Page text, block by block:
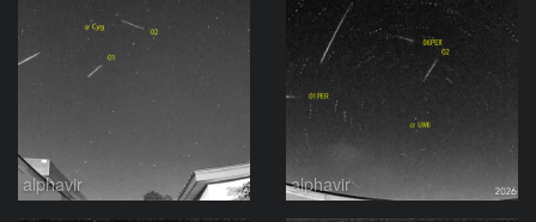
alphavir alphavir